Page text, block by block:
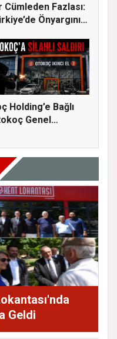
Cümleden Fazlası:
Önyargının
Holding’e Bağlı
Genel
Geldi